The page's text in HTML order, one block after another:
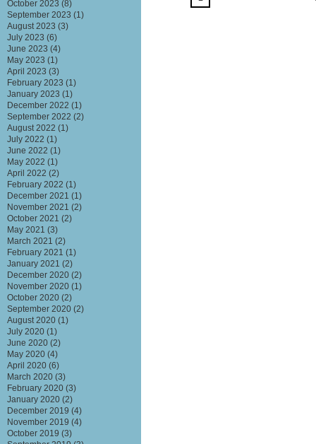
October 2023 (8)
September 2023 (1)
August 2023 (3)
July 2023 (6)
June 2023 (4)
May 2023 (1)
April 2023 (3)
February 2023 (1)
January 2023 (1)
December 2022 (1)
September 2022 (2)
August 2022 (1)
July 2022 (1)
June 2022 (1)
May 2022 (1)
April 2022 (2)
February 2022 (1)
December 2021 (1)
November 2021 (2)
October 2021 (2)
May 2021 (3)
March 2021 (2)
February 2021 (1)
January 2021 (2)
December 2020 (2)
November 2020 (1)
October 2020 (2)
September 2020 (2)
August 2020 (1)
July 2020 (1)
June 2020 (2)
May 2020 (4)
April 2020 (6)
March 2020 (3)
February 2020 (3)
January 2020 (2)
December 2019 (4)
November 2019 (4)
October 2019 (3)